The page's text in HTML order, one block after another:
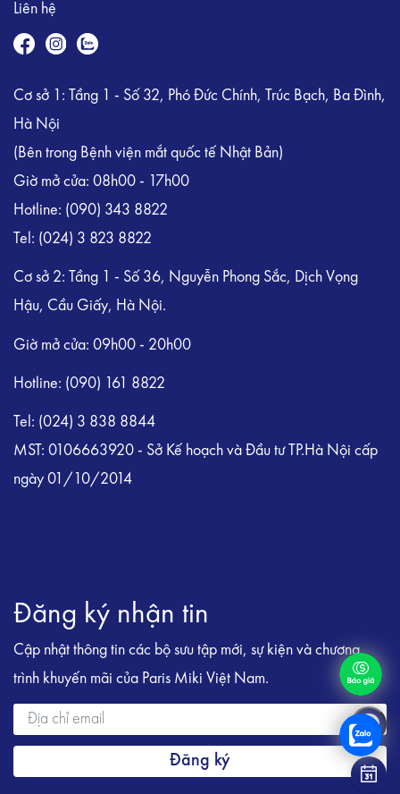
Liên hệ
Cơ sở 1: Tầng 1 - Số 32, Phó Đức Chính, Trúc Bạch, Ba Đình,
Hà Nội
(Bên trong Bệnh viện mắt quốc tế Nhật Bản)
Giờ mở cửa: 08h00 - 17h00
Hotline: (090) 343 8822
Tel: (024) 3 823 8822
Cơ sở 2: Tầng 1 - Số 36, Nguyễn Phong Sắc, Dịch Vọng
Hậu, Cầu Giấy, Hà Nội.
Giờ mở cửa: 09h00 - 20h00
Hotline: (090) 161 8822
Tel: (024) 3 838 8844
MST: 0106663920 - Sở Kế hoạch và Đầu tư TP.Hà Nội cấp
ngày 01/10/2014
Đăng ký nhận tin
Cập nhật thông tin các bộ sưu tập mới, sự kiện và chương
trình khuyến mãi của Paris Miki Việt Nam.
Đăng ký